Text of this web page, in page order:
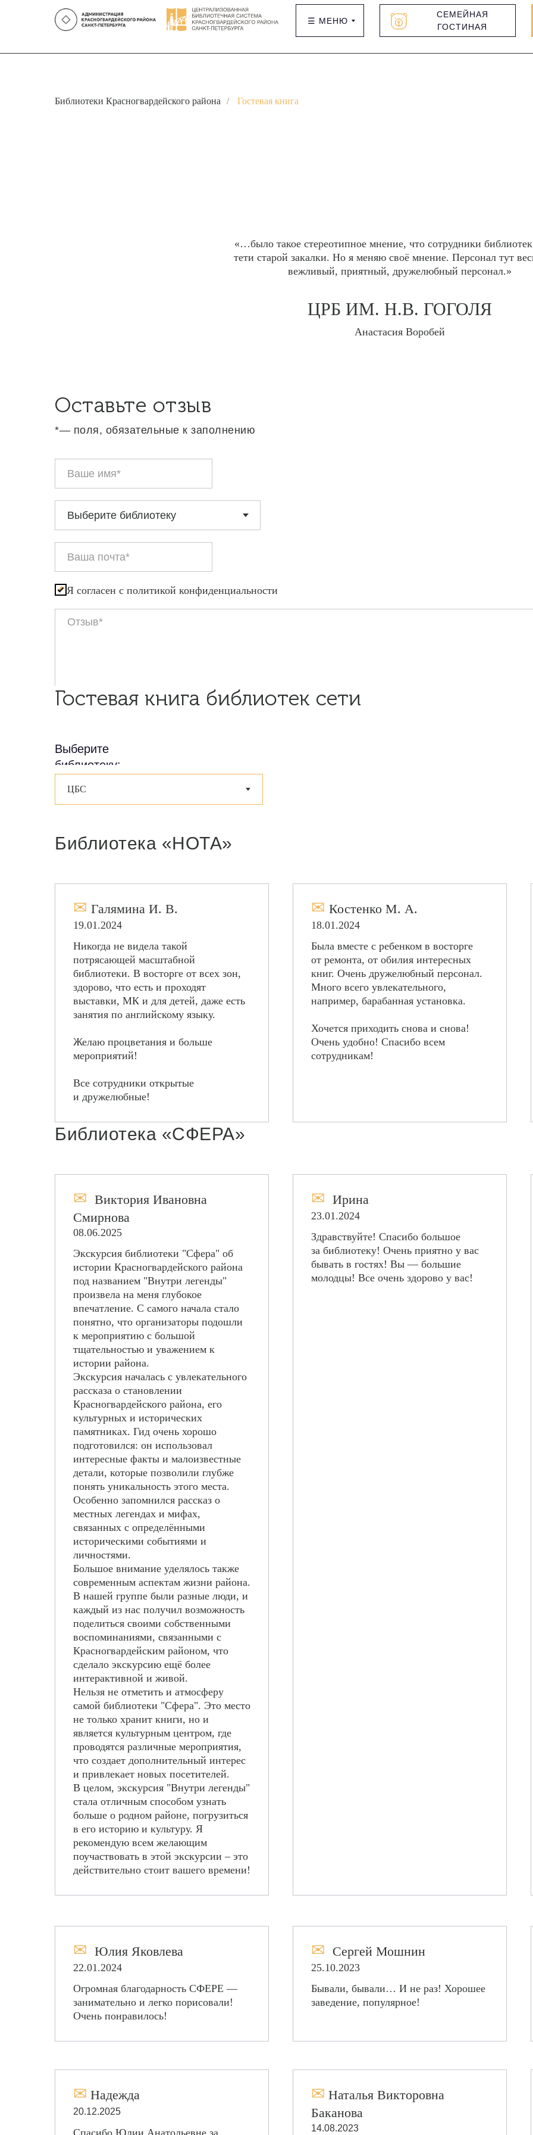
☰ МЕНЮ
СЕМЕЙНАЯ
ГОСТИНАЯ
Библиотеки Красногвардейского района / Гостевая книга
«…было такое стереотипное мнение, что сотрудники
тети старой закалки. Но я меняю своё мнение. Персонал тут
вежливый, приятный, дружелюбный персонал.»
ЦРБ ИМ. Н.В. ГОГОЛЯ
Анастасия Воробей
Оставьте отзыв
*— поля, обязательные к заполнению
Я согласен с политикой конфиденциальности
Гостевая книга библиотек сети
Выберите
библиотеку:
Библиотека «НОТА»
✉ Галямина И. В.
19.01.2024
Никогда не видела такой
потрясающей масштабной
библиотеки. В восторге от всех зон,
здорово, что есть и проходят
выставки, МК и для детей, даже есть
занятия по английскому языку.
Желаю процветания и больше
мероприятий!
Все сотрудники открытые
и дружелюбные!
✉ Костенко М. А.
18.01.2024
Была вместе с ребенком в восторге
от ремонта, от обилия интересных
книг. Очень дружелюбный персонал.
Много всего увлекательного,
например, барабанная установка.
Хочется приходить снова и снова!
Очень удобно! Спасибо всем
сотрудникам!
Библиотека «СФЕРА»
✉ Виктория Ивановна
Смирнова
08.06.2025
Экскурсия библиотеки "Сфера" об
истории Красногвардейского района
под названием "Внутри легенды"
произвела на меня глубокое
впечатление. С самого начала стало
понятно, что организаторы подошли
к мероприятию с большой
тщательностью и уважением к
истории района.
Экскурсия началась с увлекательного
рассказа о становлении
Красногвардейского района, его
культурных и исторических
памятниках. Гид очень хорошо
подготовился: он использовал
интересные факты и малоизвестные
детали, которые позволили глубже
понять уникальность этого места.
Особенно запомнился рассказ о
местных легендах и мифах,
связанных с определёнными
историческими событиями и
личностями.
Большое внимание уделялось также
современным аспектам жизни района.
В нашей группе были разные люди, и
каждый из нас получил возможность
поделиться своими собственными
воспоминаниями, связанными с
Красногвардейским районом, что
сделало экскурсию ещё более
интерактивной и живой.
Нельзя не отметить и атмосферу
самой библиотеки "Сфера". Это место
не только хранит книги, но и
является культурным центром, где
проводятся различные мероприятия,
что создает дополнительный интерес
и привлекает новых посетителей.
В целом, экскурсия "Внутри легенды"
стала отличным способом узнать
больше о родном районе, погрузиться
в его историю и культуру. Я
рекомендую всем желающим
поучаствовать в этой экскурсии – это
действительно стоит вашего времени!
✉ Ирина
23.01.2024
Здравствуйте! Спасибо большое
за библиотеку! Очень приятно у вас
бывать в гостях! Вы — большие
молодцы! Все очень здорово у вас!
✉ Юлия Яковлева
22.01.2024
Огромная благодарность СФЕРЕ —
занимательно и легко порисовали!
Очень понравилось!
✉ Сергей Мошнин
25.10.2023
Бывали, бывали… И не раз! Хорошее
заведение, популярное!
✉ Надежда
20.12.2025
Спасибо Юлии Анатольевне за
✉ Наталья Викторовна
Баканова
14.08.2023